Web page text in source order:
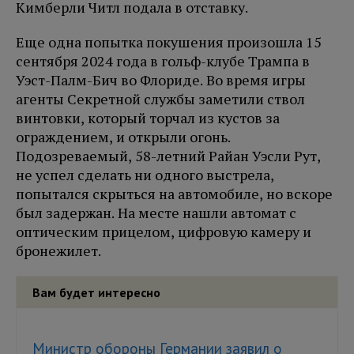
Кимберли Читл подала в отставку.
Еще одна попытка покушения произошла 15
сентября 2024 года в гольф-клубе Трампа в
Уэст-Палм-Бич во Флориде. Во время игры
агенты Секретной службы заметили ствол
винтовки, который торчал из кустов за
ограждением, и открыли огонь.
Подозреваемый, 58-летний Райан Уэсли Рут,
не успел сделать ни одного выстрела,
попытался скрыться на автомобиле, но вскоре
был задержан. На месте нашли автомат с
оптическим прицелом, цифровую камеру и
бронежилет.
Вам будет интересно
Министр обороны Германии заявил о